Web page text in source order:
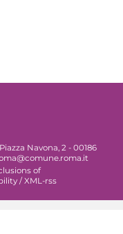
Navona, 2 - 00186
of
/ XML-rss